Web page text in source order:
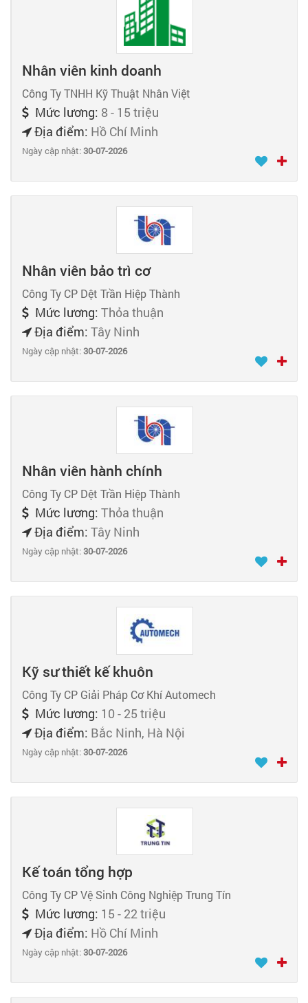
Nhân viên kinh doanh
Công Ty TNHH Kỹ Thuật Nhân Việt
Mức lương: 8 - 15 triệu
Địa điểm: Hồ Chí Minh
Ngày cập nhật:30-07-2026
Nhân viên bảo trì cơ
Công Ty CP Dệt Trần Hiệp Thành
Mức lương: Thỏa thuận
Địa điểm: Tây Ninh
Ngày cập nhật:30-07-2026
Nhân viên hành chính
Công Ty CP Dệt Trần Hiệp Thành
Mức lương: Thỏa thuận
Địa điểm: Tây Ninh
Ngày cập nhật:30-07-2026
Kỹ sư thiết kế khuôn
Công Ty CP Giải Pháp Cơ Khí Automech
Mức lương: 10 - 25 triệu
Địa điểm: Bắc Ninh, Hà Nội
Ngày cập nhật:30-07-2026
Kế toán tổng hợp
Công Ty CP Vệ Sinh Công Nghiệp Trung Tín
Mức lương: 15 - 22 triệu
Địa điểm: Hồ Chí Minh
Ngày cập nhật:30-07-2026